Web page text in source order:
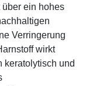
über ein hohes
Verringerung
wirkt
keratolytisch und